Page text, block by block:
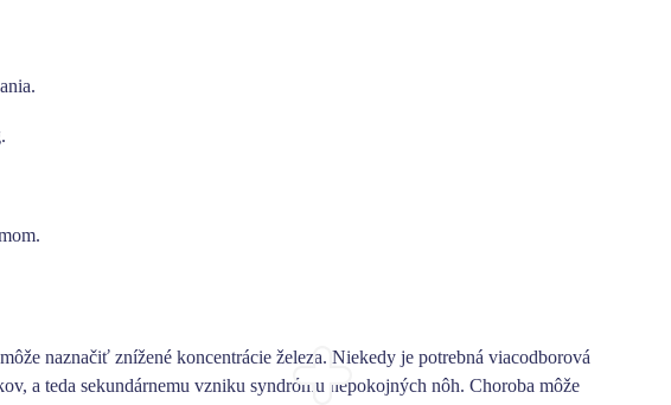
naznačiť znížené koncentrácie železa. Niekedy je potrebná viacodborová
a teda sekundárnemu vzniku syndrómu nepokojných nôh. Choroba môže